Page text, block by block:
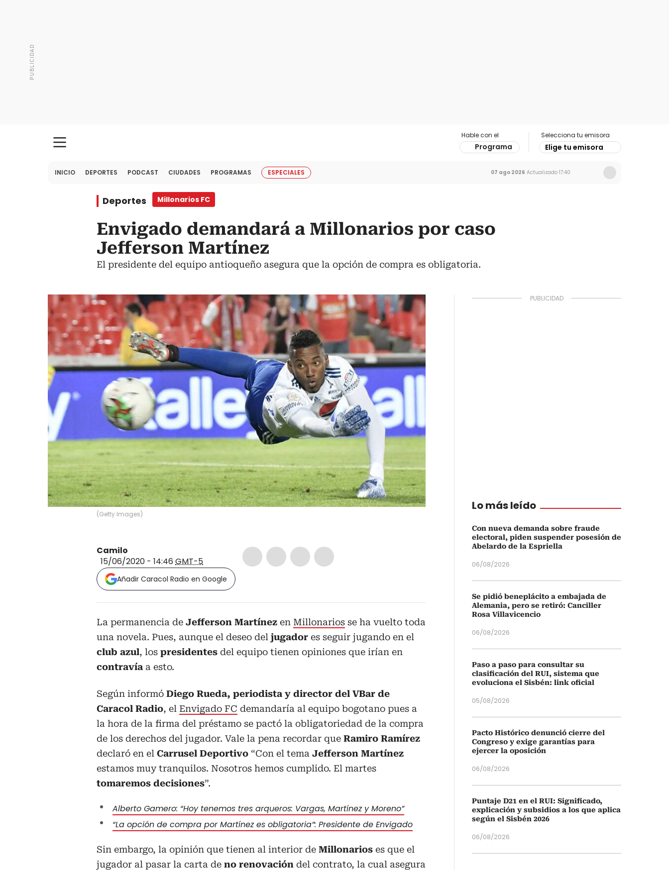
Hable con el
Programa
Selecciona tu emisora
Elige tu emisora
INICIO DEPORTES PODCAST CIUDADES PROGRAMAS ESPECIALES 07 ago 2026 Actualizado 17:40
Deportes Millonarios FC
Envigado demandará a Millonarios por caso
Jefferson Martínez
El presidente del equipo antioqueño asegura que la opción de compra es obligatoria.
(Getty Images)
Camilo
15/06/2020 - 14:46 GMT-5
Añadir Caracol Radio en Google
La permanencia de Jefferson Martínez en Millonarios se ha vuelto toda
una novela. Pues, aunque el deseo del jugador es seguir jugando en el
club azul, los presidentes del equipo tienen opiniones que irían en
contravía a esto.
Según informó Diego Rueda, periodista y director del VBar de
Caracol Radio, el Envigado FC demandaría al equipo bogotano pues a
la hora de la firma del préstamo se pactó la obligatoriedad de la compra
de los derechos del jugador. Vale la pena recordar que Ramiro Ramírez
declaró en el Carrusel Deportivo “Con el tema Jefferson Martínez
estamos muy tranquilos. Nosotros hemos cumplido. El martes
tomaremos decisiones”.
Alberto Gamero: “Hoy tenemos tres arqueros: Vargas, Martínez y Moreno”
“La opción de compra por Martínez es obligatoria”: Presidente de Envigado
Sin embargo, la opinión que tienen al interior de Millonarios es que el
jugador al pasar la carta de no renovación del contrato, la cual asegura
Lo más leído
Con nueva demanda sobre fraude
electoral, piden suspender posesión de
Abelardo de la Espriella
06/08/2026
Se pidió beneplácito a embajada de
Alemania, pero se retiró: Canciller
Rosa Villavicencio
06/08/2026
Paso a paso para consultar su
clasificación del RUI, sistema que
evoluciona el Sisbén: link oficial
05/08/2026
Pacto Histórico denunció cierre del
Congreso y exige garantías para
ejercer la oposición
06/08/2026
Puntaje D21 en el RUI: Significado,
explicación y subsidios a los que aplica
según el Sisbén 2026
06/08/2026